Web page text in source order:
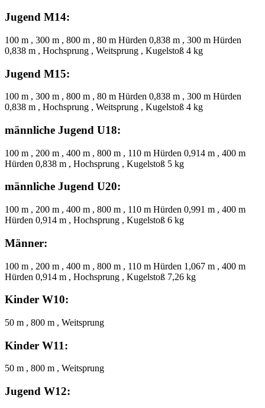
Jugend M14:
100 m , 300 m , 800 m , 80 m Hürden 0,838 m , 300 m Hürden
0,838 m , Hochsprung , Weitsprung , Kugelstoß 4 kg
Jugend M15:
100 m , 300 m , 800 m , 80 m Hürden 0,838 m , 300 m Hürden
0,838 m , Hochsprung , Weitsprung , Kugelstoß 4 kg
männliche Jugend U18:
100 m , 200 m , 400 m , 800 m , 110 m Hürden 0,914 m , 400 m
Hürden 0,838 m , Hochsprung , Kugelstoß 5 kg
männliche Jugend U20:
100 m , 200 m , 400 m , 800 m , 110 m Hürden 0,991 m , 400 m
Hürden 0,914 m , Hochsprung , Kugelstoß 6 kg
Männer:
100 m , 200 m , 400 m , 800 m , 110 m Hürden 1,067 m , 400 m
Hürden 0,914 m , Hochsprung , Kugelstoß 7,26 kg
Kinder W10:
50 m , 800 m , Weitsprung
Kinder W11:
50 m , 800 m , Weitsprung
Jugend W12: